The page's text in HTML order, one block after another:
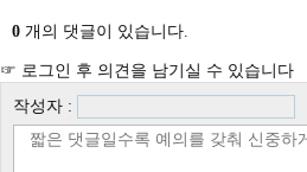
0 개의 댓글이 있습니다.
☞ 로그인 후 의견을 남기실 수 있습니다
작성자 :